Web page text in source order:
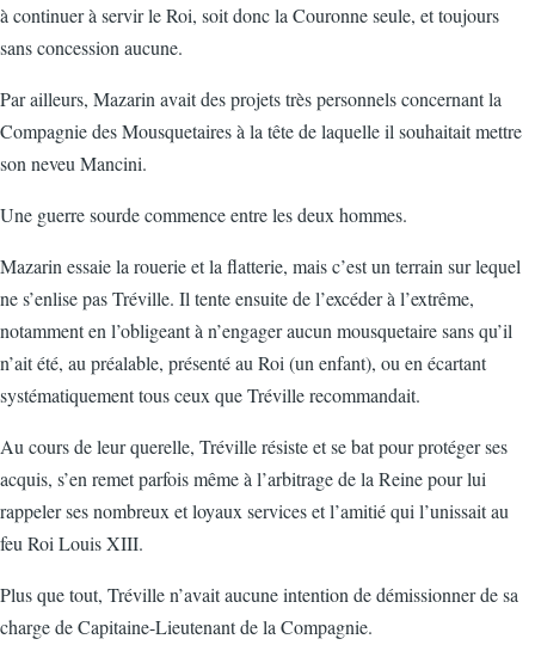
à continuer à servir le Roi, soit donc la Couronne seule, et toujours
sans concession aucune.
Par ailleurs, Mazarin avait des projets très personnels concernant la
Compagnie des Mousquetaires à la tête de laquelle il souhaitait mettre
son neveu Mancini.
Une guerre sourde commence entre les deux hommes.
Mazarin essaie la rouerie et la flatterie, mais c’est un terrain sur lequel
ne s’enlise pas Tréville. Il tente ensuite de l’excéder à l’extrême,
notamment en l’obligeant à n’engager aucun mousquetaire sans qu’il
n’ait été, au préalable, présenté au Roi (un enfant), ou en écartant
systématiquement tous ceux que Tréville recommandait.
Au cours de leur querelle, Tréville résiste et se bat pour protéger ses
acquis, s’en remet parfois même à l’arbitrage de la Reine pour lui
rappeler ses nombreux et loyaux services et l’amitié qui l’unissait au
feu Roi Louis XIII.
Plus que tout, Tréville n’avait aucune intention de démissionner de sa
charge de Capitaine-Lieutenant de la Compagnie.